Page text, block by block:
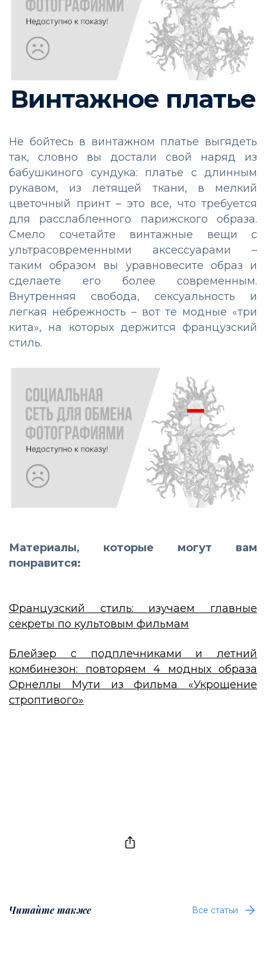
Винтажное платье
Не бойтесь в винтажном платье выгядеть
так, словно вы достали свой наряд из
бабушкиного сундука: платье с длинным
рукавом, из летящей ткани, в мелкий
цветочный принт – это все, что требуется
для расслабленного парижского образа.
Смело сочетайте винтажные вещи с
ультрасовременными аксессуарами –
таким образом вы уравновесите образ и
сделаете его более современным.
Внутренняя свобода, сексуальность и
легкая небрежность – вот те модные «три
кита», на которых держится французский
стиль.
Материалы, которые могут вам
понравится:
Французский стиль: изучаем главные
секреты по культовым фильмам
Блейзер с подплечниками и летний
комбинезон: повторяем 4 модных образа
Орнеллы Мути из фильма «Укрощение
строптивого»
Читайте также Все статьи